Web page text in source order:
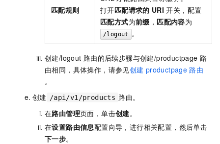
匹配规则
打开匹配请求的 URI 开关，配置
匹配方式为前缀 ，匹配内容为
/logout 。
创建/logout 路由的后续步骤与创建/productpage 路
由相同，具体操作，请参见创建 productpage 路由
。
创建
/api/v1/products 路由。
在路由管理页面，单击创建。
在设置路由信息配置向导，进行相关配置，然后单击
下一步。